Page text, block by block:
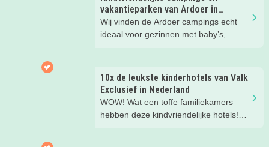
vakantieparken van Ardoer in
Nederland
Wij vinden de Ardoer campings echt
ideaal voor gezinnen met baby’s,
10x de leukste kinderhotels van Valk
Exclusief in Nederland
WOW! Wat een toffe familiekamers
hebben deze kindvriendelijke hotels!